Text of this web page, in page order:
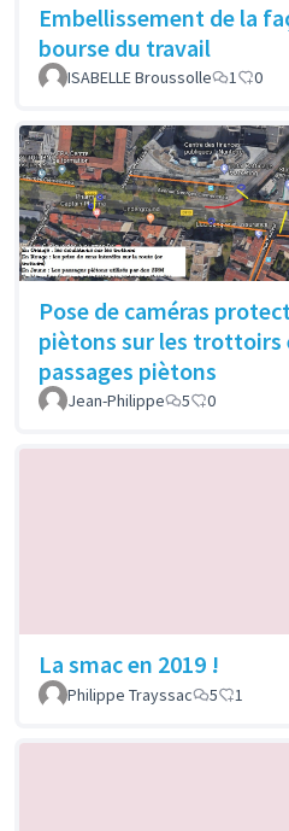
Embellissement de la
bourse du travail
ISABELLE Broussolle 1 0
Pose de caméras
piètons sur les trottoirs
passages piètons
Jean-Philippe 5 0
La smac en 2019 !
Philippe Trayssac
5 1